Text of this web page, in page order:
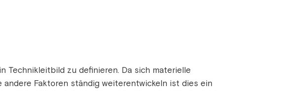
Technikleitbild zu definieren. Da sich materielle
Faktoren ständig weiterentwickeln ist dies ein